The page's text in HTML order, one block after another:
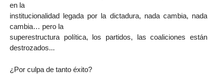
en la
institucionalidad legada por la dictadura, nada cambia, nada
cambia… pero la
superestructura política, los partidos, las coaliciones están
destrozados...
¿Por culpa de tanto éxito?